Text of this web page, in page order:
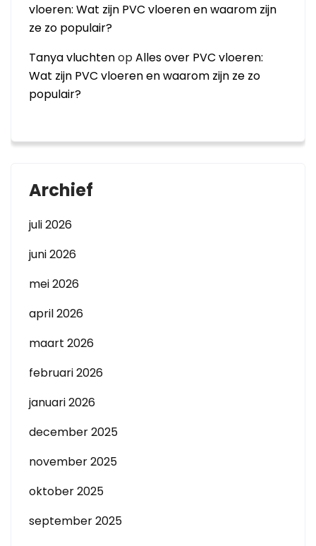
vloeren: Wat zijn PVC vloeren en waarom zijn
ze zo populair?
Tanya vluchtenopAlles over PVC vloeren:
Wat zijn PVC vloeren en waarom zijn ze zo
populair?
Archief
juli 2026
juni 2026
mei 2026
april 2026
maart 2026
februari 2026
januari 2026
december 2025
november 2025
oktober 2025
september 2025